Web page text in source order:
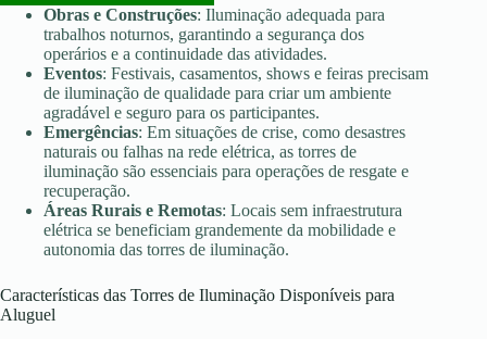
Obras e Construções: Iluminação adequada para
trabalhos noturnos, garantindo a segurança dos
operários e a continuidade das atividades.
Eventos: Festivais, casamentos, shows e feiras precisam
de iluminação de qualidade para criar um ambiente
agradável e seguro para os participantes.
Emergências: Em situações de crise, como desastres
naturais ou falhas na rede elétrica, as torres de
iluminação são essenciais para operações de resgate e
recuperação.
Áreas Rurais e Remotas: Locais sem infraestrutura
elétrica se beneficiam grandemente da mobilidade e
autonomia das torres de iluminação.
Características das Torres de Iluminação Disponíveis para
Aluguel